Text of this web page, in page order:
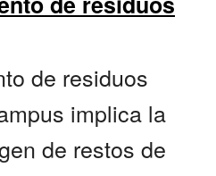
de residuos
implica la
de restos de